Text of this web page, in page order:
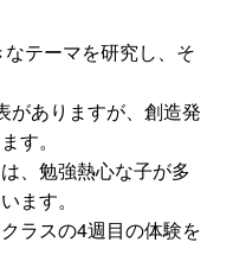
テーマを研究し、そ
ありますが、創造発
す。
、勉強熱心な子が多
ます。
ラスの4週目の体験を